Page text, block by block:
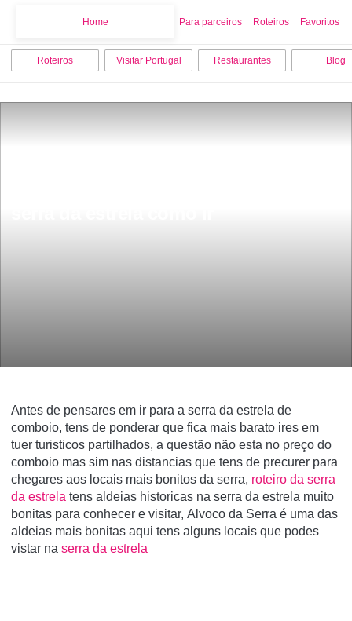
Home Para parceiros Roteiros Favoritos
Roteiros Visitar Portugal Restaurantes Blog
Antes de pensares em ir para a serra da estrela de
comboio, tens de ponderar que fica mais barato ires em
tuer turisticos partilhados, a questão não esta no preço do
comboio mas sim nas distancias que tens de precurer para
chegares aos locais mais bonitos da serra, roteiro da serra
da estrela tens aldeias historicas na serra da estrela muito
bonitas para conhecer e visitar, Alvoco da Serra é uma das
aldeias mais bonitas aqui tens alguns locais que podes
vistar na serra da estrela